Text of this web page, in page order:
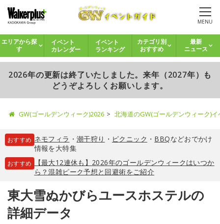
MENU
エリアから探
す
イベント
カレンダー
イベント
ランキング
カテゴリ別
おすすめ
最新
ニュース
2026年の更新は終了いたしました。来年（2027年）も
どうぞよろしくお願いします。
GW(ゴールデンウィーク)2026 北海道のGW(ゴールデンウィーク)
おすすめ ネモフィラ ・ 潮干狩り ・ ピクニック ・ BBQなどおでかけ
情報を大特集
おすすめ
【最大12連休も】2026年のゴールデンウィークはいつか
ら？混雑ピーク予想と回避術をご紹介
東大雪ぬかびらユースホステルの
詳細データ